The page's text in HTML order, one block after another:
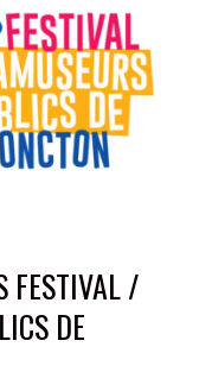
FESTIVAL /
DE